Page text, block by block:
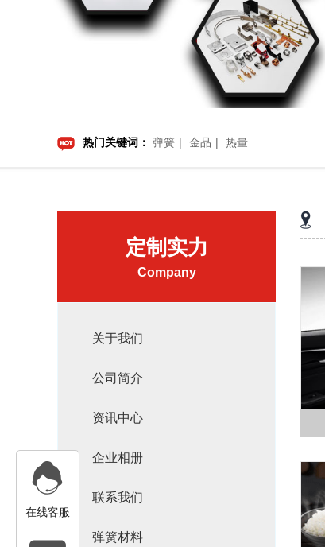
在线客服
热门关键词： 弹簧 金品 热量
定制实力
Company
关于我们
公司简介
资讯中心
企业相册
联系我们
弹簧材料